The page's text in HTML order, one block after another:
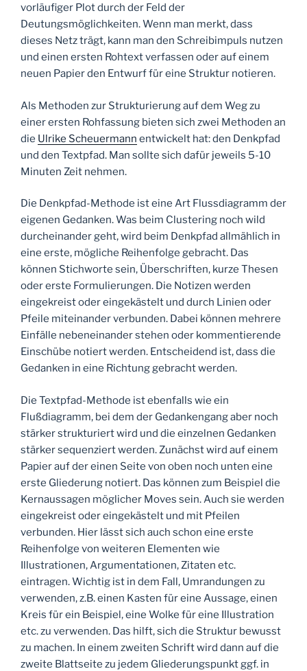
vorläufiger Plot durch der Feld der
Deutungsmöglichkeiten. Wenn man merkt, dass
dieses Netz trägt, kann man den Schreibimpuls nutzen
und einen ersten Rohtext verfassen oder auf einem
neuen Papier den Entwurf für eine Struktur notieren.
Als Methoden zur Strukturierung auf dem Weg zu
einer ersten Rohfassung bieten sich zwei Methoden an
die Ulrike Scheuermann entwickelt hat: den Denkpfad
und den Textpfad. Man sollte sich dafür jeweils 5-10
Minuten Zeit nehmen.
Die Denkpfad-Methode ist eine Art Flussdiagramm der
eigenen Gedanken. Was beim Clustering noch wild
durcheinander geht, wird beim Denkpfad allmählich in
eine erste, mögliche Reihenfolge gebracht. Das
können Stichworte sein, Überschriften, kurze Thesen
oder erste Formulierungen. Die Notizen werden
eingekreist oder eingekästelt und durch Linien oder
Pfeile miteinander verbunden. Dabei können mehrere
Einfälle nebeneinander stehen oder kommentierende
Einschübe notiert werden. Entscheidend ist, dass die
Gedanken in eine Richtung gebracht werden.
Die Textpfad-Methode ist ebenfalls wie ein
Flußdiagramm, bei dem der Gedankengang aber noch
stärker strukturiert wird und die einzelnen Gedanken
stärker sequenziert werden. Zunächst wird auf einem
Papier auf der einen Seite von oben noch unten eine
erste Gliederung notiert. Das können zum Beispiel die
Kernaussagen möglicher Moves sein. Auch sie werden
eingekreist oder eingekästelt und mit Pfeilen
verbunden. Hier lässt sich auch schon eine erste
Reihenfolge von weiteren Elementen wie
Illustrationen, Argumentationen, Zitaten etc.
eintragen. Wichtig ist in dem Fall, Umrandungen zu
verwenden, z.B. einen Kasten für eine Aussage, einen
Kreis für ein Beispiel, eine Wolke für eine Illustration
etc. zu verwenden. Das hilft, sich die Struktur bewusst
zu machen. In einem zweiten Schrift wird dann auf die
zweite Blattseite zu jedem Gliederungspunkt ggf. in